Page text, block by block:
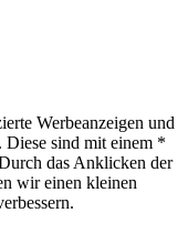
Werbeanzeigen und
sind mit einem *
das Anklicken der
wir einen kleinen